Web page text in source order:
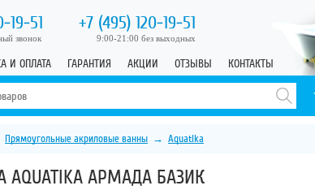
19-51 +7 (495) 120-19-51
звонок 9:00-21:00 без выходных
И ОПЛАТА ГАРАНТИЯ АКЦИИ ОТЗЫВЫ КОНТАКТЫ
Прямоугольные акриловые ванны → Aquatika
АРМАДА БАЗИК